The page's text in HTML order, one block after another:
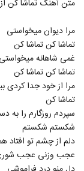
140
142
143
متن آهنگ تماشا کن
مرا دیوان میخواستی
تماشا کن تماشا کن
غمی شاهانه میخواستی
تماشا کن تماشا کن
مرا از خود جدا کردی
تماشا کن
سپردم روزگارم را
شکستم شکستم
دلم از چشم تو
عجب وزنی عجب